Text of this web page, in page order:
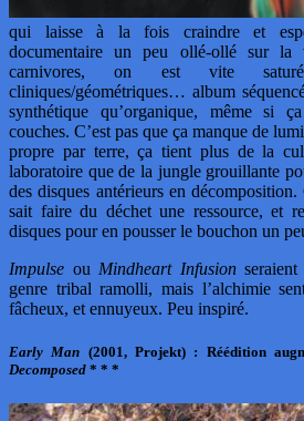
qui laisse à la fois craindre et
documentaire un peu ollé-ollé sur la
carnivores, on est vite
cliniques/géométriques… album
synthétique qu’organique, même si
couches. C’est pas que ça manque de
propre par terre, ça tient plus de la
laboratoire que de la jungle grouillante
des disques antérieurs en
sait faire du déchet une ressource, et
disques pour en pousser le bouchon un
Impulse ou Mindheart Infusionseraient
genre tribal ramolli, mais l’alchimie
fâcheux, et ennuyeux. Peu inspiré.
Early Man (2001, Projekt) : Réédition
Decomposed * * *